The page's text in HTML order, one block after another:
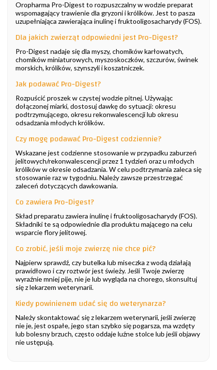
Oropharma Pro-Digest to rozpuszczalny w wodzie preparat
wspomagający trawienie dla gryzoni i królików. Jest to pasza
uzupełniająca zawierająca inulinę i fruktooligosacharydy (FOS).
Dla jakich zwierząt odpowiedni jest Pro-Digest?
Pro-Digest nadaje się dla myszy, chomików karłowatych,
chomików miniaturowych, myszoskoczków, szczurów, świnek
morskich, królików, szynszyli i koszatniczek.
Jak podawać Pro-Digest?
Rozpuścić proszek w czystej wodzie pitnej. Używając
dołączonej miarki, dostosuj dawkę do sytuacji: okresu
podtrzymującego, okresu rekonwalescencji lub okresu
odsadzania młodych królików.
Czy mogę podawać Pro-Digest codziennie?
Wskazane jest codzienne stosowanie w przypadku zaburzeń
jelitowych/rekonwalescencji przez 1 tydzień oraz u młodych
królików w okresie odsadzania. W celu podtrzymania zaleca się
stosowanie raz w tygodniu. Należy zawsze przestrzegać
zaleceń dotyczących dawkowania.
Co zawiera Pro-Digest?
Skład preparatu zawiera inulinę i fruktooligosacharydy (FOS).
Składniki te są odpowiednie dla produktu mającego na celu
wsparcie flory jelitowej.
Co zrobić, jeśli moje zwierzę nie chce pić?
Najpierw sprawdź, czy butelka lub miseczka z wodą działają
prawidłowo i czy roztwór jest świeży. Jeśli Twoje zwierzę
wyraźnie mniej pije, nie je lub wygląda na chorego, skonsultuj
się z lekarzem weterynarii.
Kiedy powinienem udać się do weterynarza?
Należy skontaktować się z lekarzem weterynarii, jeśli zwierzę
nie je, jest ospałe, jego stan szybko się pogarsza, ma wzdęty
lub bolesny brzuch, często oddaje luźne stolce lub jeśli objawy
nie ustępują.